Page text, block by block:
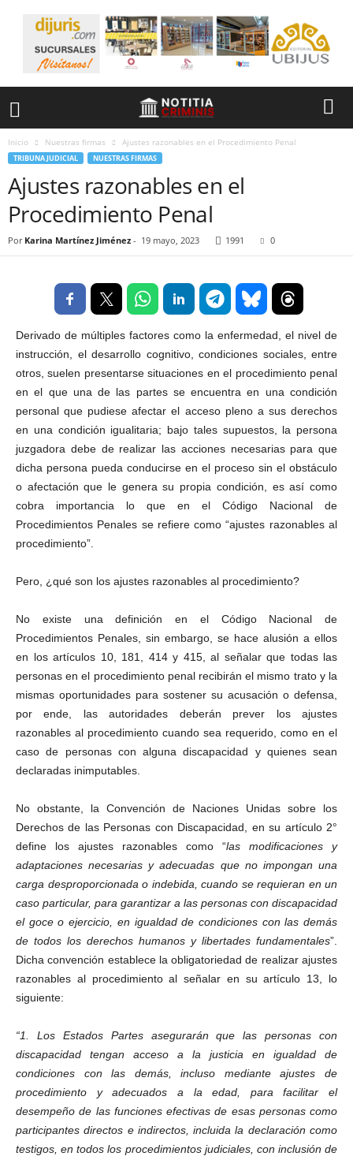
Inicio Nuestras firmas Ajustes razonables en el Procedimiento Penal
TRIBUNA JUDICIAL NUESTRAS FIRMAS
Ajustes razonables en el
Procedimiento Penal
Por Karina Martínez Jiménez - 19 mayo, 2023 1991 0
Derivado de múltiples factores como la enfermedad, el nivel de
instrucción, el desarrollo cognitivo, condiciones sociales, entre
otros, suelen presentarse situaciones en el procedimiento penal
en el que una de las partes se encuentra en una condición
personal que pudiese afectar el acceso pleno a sus derechos
en una condición igualitaria; bajo tales supuestos, la persona
juzgadora debe de realizar las acciones necesarias para que
dicha persona pueda conducirse en el proceso sin el obstáculo
o afectación que le genera su propia condición, es así como
cobra importancia lo que en el Código Nacional de
Procedimientos Penales se refiere como “ajustes razonables al
procedimiento”.
Pero, ¿qué son los ajustes razonables al procedimiento?
No existe una definición en el Código Nacional de
Procedimientos Penales, sin embargo, se hace alusión a ellos
en los artículos 10, 181, 414 y 415, al señalar que todas las
personas en el procedimiento penal recibirán el mismo trato y la
mismas oportunidades para sostener su acusación o defensa,
por ende, las autoridades deberán prever los ajustes
razonables al procedimiento cuando sea requerido, como en el
caso de personas con alguna discapacidad y quienes sean
declaradas inimputables.
No obstante, la Convención de Naciones Unidas sobre los
Derechos de las Personas con Discapacidad, en su artículo 2°
define los ajustes razonables como “las modificaciones y
adaptaciones necesarias y adecuadas que no impongan una
carga desproporcionada o indebida, cuando se requieran en un
caso particular, para garantizar a las personas con discapacidad
el goce o ejercicio, en igualdad de condiciones con las demás
de todos los derechos humanos y libertades fundamentales”.
Dicha convención establece la obligatoriedad de realizar ajustes
razonables al procedimiento al señalar en su artículo 13, lo
siguiente:
“1. Los Estados Partes asegurarán que las personas con
discapacidad tengan acceso a la justicia en igualdad de
condiciones con las demás, incluso mediante ajustes de
procedimiento y adecuados a la edad, para facilitar el
desempeño de las funciones efectivas de esas personas como
participantes directos e indirectos, incluida la declaración como
testigos, en todos los procedimientos judiciales, con inclusión de